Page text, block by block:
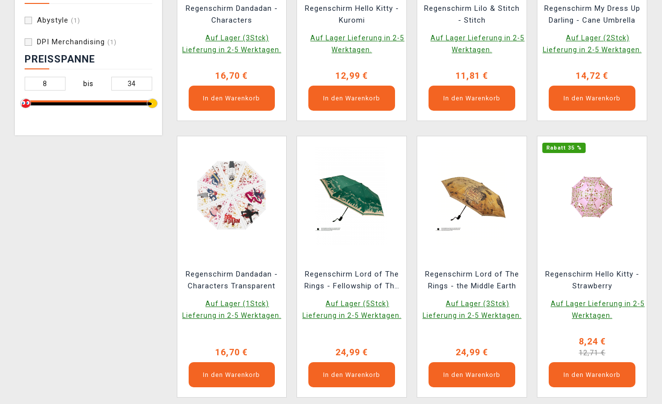
Abystyle (1)
DPI Merchandising (1)
PREISSPANNE
bis
Regenschirm Dandadan -
Characters
Auf Lager (3Stck)
Lieferung in 2-5 Werktagen.
16,70 €
In den Warenkorb
Regenschirm Hello Kitty -
Kuromi
Auf Lager Lieferung in 2-5
Werktagen.
12,99 €
In den Warenkorb
Regenschirm Lilo & Stitch
- Stitch
Auf Lager Lieferung in 2-5
Werktagen.
11,81 €
In den Warenkorb
Regenschirm My Dress Up
Darling - Cane Umbrella
Auf Lager (2Stck)
Lieferung in 2-5 Werktagen.
14,72 €
In den Warenkorb
Regenschirm Dandadan -
Characters Transparent
Auf Lager (1Stck)
Lieferung in 2-5 Werktagen.
16,70 €
In den Warenkorb
Regenschirm Lord of The
Rings - Fellowship of The
Auf Lager (5Stck)
Lieferung in 2-5 Werktagen.
24,99 €
In den Warenkorb
Regenschirm Lord of The
Rings - the Middle Earth
Auf Lager (3Stck)
Lieferung in 2-5 Werktagen.
24,99 €
In den Warenkorb
Rabatt 35 %
Regenschirm Hello Kitty -
Strawberry
Auf Lager Lieferung in 2-5
Werktagen.
8,24 €
12,71 €
In den Warenkorb